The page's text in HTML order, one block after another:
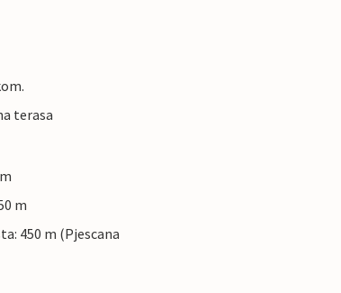
terasa
m
450 m (Pjescana